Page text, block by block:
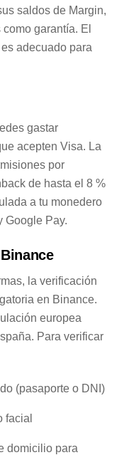
saldos de Margin,
garantía. El
adecuado para
gastar
acepten Visa. La
por
de hasta el 8 %
a tu monedero
Google Pay.
la verificación
en Binance.
europea
Para verificar
(pasaporte o DNI)
facial
domicilio para